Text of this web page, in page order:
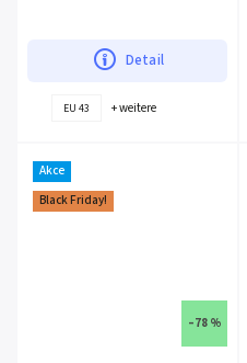
Detail
EU 43 + weitere
Akce
Black Friday!
–78 %